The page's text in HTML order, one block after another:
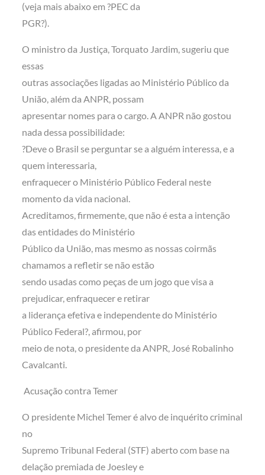
(veja mais abaixo em ?PEC da
PGR?).
O ministro da Justiça, Torquato Jardim, sugeriu que
essas
outras associações ligadas ao Ministério Público da
União, além da ANPR, possam
apresentar nomes para o cargo. A ANPR não gostou
nada dessa possibilidade:
?Deve o Brasil se perguntar se a alguém interessa, e a
quem interessaria,
enfraquecer o Ministério Público Federal neste
momento da vida nacional.
Acreditamos, firmemente, que não é esta a intenção
das entidades do Ministério
Público da União, mas mesmo as nossas coirmãs
chamamos a refletir se não estão
sendo usadas como peças de um jogo que visa a
prejudicar, enfraquecer e retirar
a liderança efetiva e independente do Ministério
Público Federal?, afirmou, por
meio de nota, o presidente da ANPR, José Robalinho
Cavalcanti.
Acusação contra Temer
O presidente Michel Temer é alvo de inquérito criminal
no
Supremo Tribunal Federal (STF) aberto com base na
delação premiada de Joesley e